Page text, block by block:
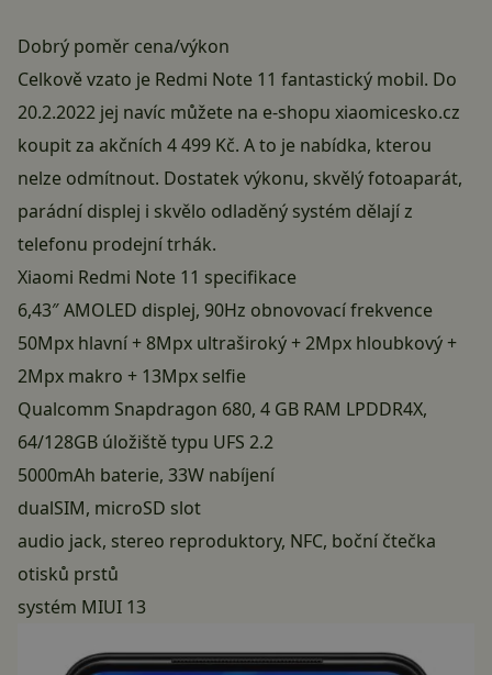
Dobrý poměr cena/výkon
Celkově vzato je Redmi Note 11 fantastický mobil. Do
20.2.2022 jej navíc můžete na e-shopu xiaomicesko.cz
koupit za akčních 4 499 Kč. A to je nabídka, kterou
nelze odmítnout. Dostatek výkonu, skvělý fotoaparát,
parádní displej i skvělo odladěný systém dělají z
telefonu prodejní trhák.
Xiaomi Redmi Note 11 specifikace
6,43″ AMOLED displej, 90Hz obnovovací frekvence
50Mpx hlavní + 8Mpx ultraširoký + 2Mpx hloubkový +
2Mpx makro + 13Mpx selfie
Qualcomm Snapdragon 680, 4 GB RAM LPDDR4X,
64/128GB úložiště typu UFS 2.2
5000mAh baterie, 33W nabíjení
dualSIM, microSD slot
audio jack, stereo reproduktory, NFC, boční čtečka
otisků prstů
systém MIUI 13